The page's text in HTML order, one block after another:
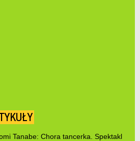
Tanabe: Chora tancerka. Spektakl